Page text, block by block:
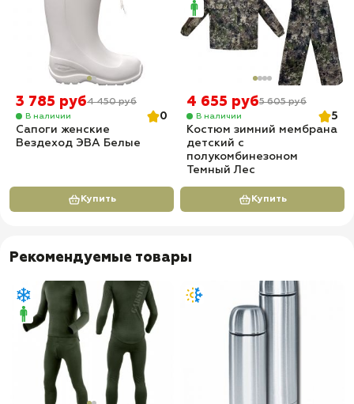
3 785 руб4 450 руб
В наличии
0
Сапоги женские
Вездеход ЭВА Белые
Купить
4 655 руб5 605 руб
В наличии
5
Костюм зимний мембрана
детский с
полукомбинезоном
Темный Лес
Купить
Рекомендуемые товары